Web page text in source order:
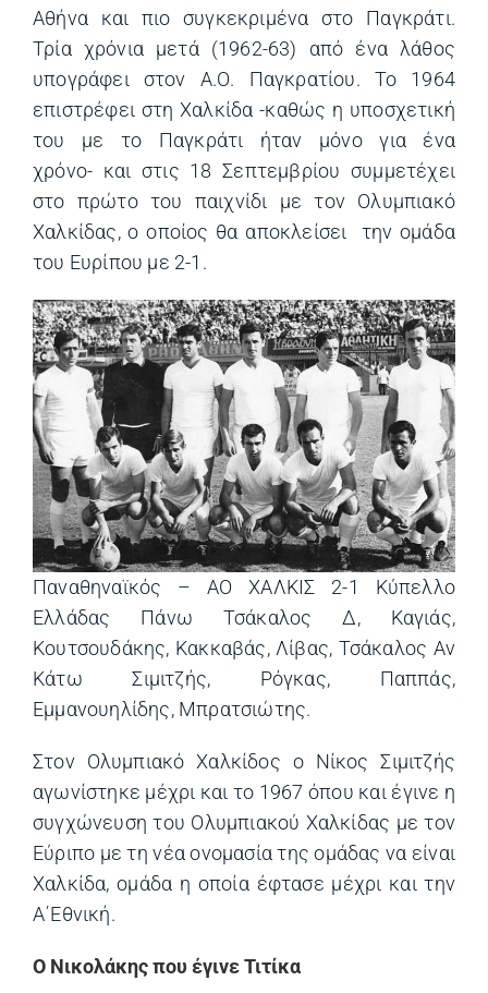
Αθήνα και πιο συγκεκριμένα στο Παγκράτι.
Τρία χρόνια μετά (1962-63) από ένα λάθος
υπογράφει στον Α.Ο. Παγκρατίου. Το 1964
επιστρέφει στη Χαλκίδα -καθώς η υποσχετική
του με το Παγκράτι ήταν μόνο για ένα
χρόνο- και στις 18 Σεπτεμβρίου συμμετέχει
στο πρώτο του παιχνίδι με τον Ολυμπιακό
Χαλκίδας, ο οποίος θα αποκλείσει την ομάδα
του Ευρίπου με 2-1.
Παναθηναϊκός – ΑΟ ΧΑΛΚΙΣ 2-1 Κύπελλο
Ελλάδας Πάνω Τσάκαλος Δ, Καγιάς,
Κουτσουδάκης, Κακκαβάς, Λίβας, Τσάκαλος Αν
Κάτω Σιμιτζής, Ρόγκας, Παππάς,
Εμμανουηλίδης, Μπρατσιώτης.
Στον Ολυμπιακό Χαλκίδος ο Νίκος Σιμιτζής
αγωνίστηκε μέχρι και το 1967 όπου και έγινε η
συγχώνευση του Ολυμπιακού Χαλκίδας με τον
Εύριπο με τη νέα ονομασία της ομάδας να είναι
Χαλκίδα, ομάδα η οποία έφτασε μέχρι και την
Α΄Εθνική.
Ο Νικολάκης που έγινε Τιτίκα